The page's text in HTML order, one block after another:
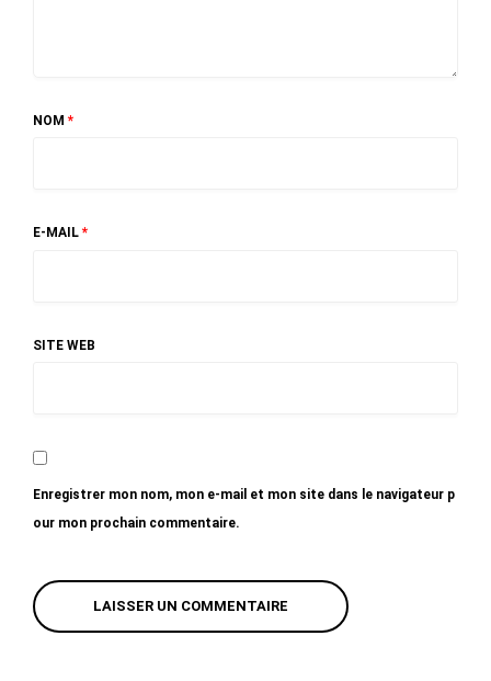
NOM *
E-MAIL *
SITE WEB
Enregistrer mon nom, mon e-mail et mon site dans le navigateur p
our mon prochain commentaire.